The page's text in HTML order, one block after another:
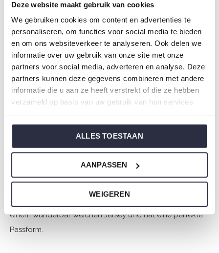
Deze website maakt gebruik van cookies
We gebruiken cookies om content en advertenties te
personaliseren, om functies voor social media te bieden
en om ons websiteverkeer te analyseren. Ook delen we
informatie over uw gebruik van onze site met onze
partners voor social media, adverteren en analyse. Deze
partners kunnen deze gegevens combineren met andere
informatie die u aan ze heeft verstrekt of die ze hebben
verzameld op basis van uw gebruik van hun services.
ALLES TOESTAAN
AANPASSEN
WEIGEREN
bequemen Look für unbeschwerte Momente.
Spezifikationen
Marke: Charlie Choe
Saison: Spring/Summer 2026
Thema: N Amalfi Coast
Kollektion: Damen
Typ:Pyjama
einem wunderbar weichen Jersey und hat eine perfekte
Passform.